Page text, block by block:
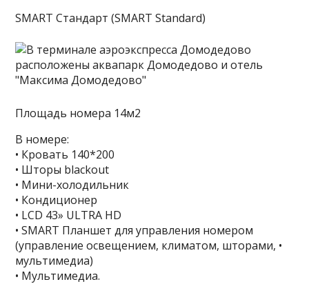
SMART Стандарт (SMART Standard)
Площадь номера 14м2
В номере:
• Кровать 140*200
• Шторы blackout
• Мини-холодильник
• Кондиционер
• LCD 43» ULTRA HD
• SMART Планшет для управления номером
(управление освещением, климатом, шторами, •
мультимедиа)
• Мультимедиа.